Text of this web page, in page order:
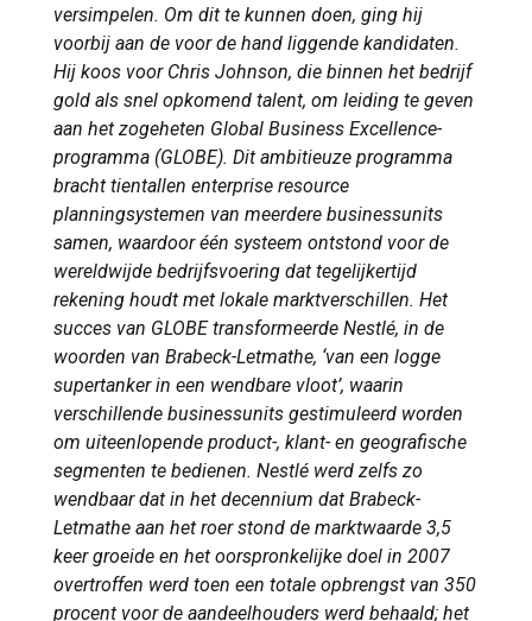
versimpelen. Om dit te kunnen doen, ging hij
voorbij aan de voor de hand liggende kandidaten.
Hij koos voor Chris Johnson, die binnen het bedrijf
gold als snel opkomend talent, om leiding te geven
aan het zogeheten Global Business Excellence-
programma (GLOBE). Dit ambitieuze programma
bracht tientallen enterprise resource
planningsystemen van meerdere businessunits
samen, waardoor één systeem ontstond voor de
wereldwijde bedrijfsvoering dat tegelijkertijd
rekening houdt met lokale marktverschillen. Het
succes van GLOBE transformeerde Nestlé, in de
woorden van Brabeck-Letmathe, ‘van een logge
supertanker in een wendbare vloot’, waarin
verschillende businessunits gestimuleerd worden
om uiteenlopende product-, klant- en geografische
segmenten te bedienen. Nestlé werd zelfs zo
wendbaar dat in het decennium dat Brabeck-
Letmathe aan het roer stond de marktwaarde 3,5
keer groeide en het oorspronkelijke doel in 2007
overtroffen werd toen een totale opbrengst van 350
procent voor de aandeelhouders werd behaald; het